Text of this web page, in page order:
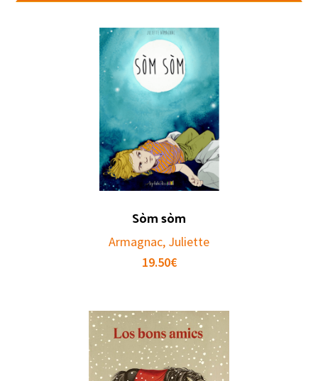
Sòm sòm
Armagnac, Juliette
19.50€